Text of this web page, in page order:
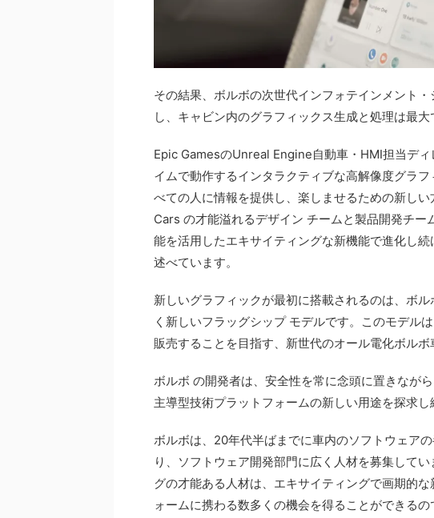
その結果、ボルボの次世代インフォテインメント
し、キャビン内のグラフィックス生成と処理は最大
Epic GamesのUnreal Engine自動車・HMI担当デ
イムで動作するインタラクティブな高解像度グラ
べての人に情報を提供し、楽しませるための新し
Cars の才能溢れるデザイン チームと製品開発チ
能を活用したエキサイティングな新機能で進化し続
述べています。
新しいグラフィックが最初に搭載されるのは、ボ
く新しいフラッグシップ モデルです。このモデル
販売することを目指す、新世代のオール電化ボルボ
ボルボ の開発者は、安全性を常に念頭に置きなが
主導型技術プラットフォームの新しい用途を探求し
ボルボは、20年代半ばまでに車内のソフトウェア
り、ソフトウェア開発部門に広く人材を募集して
グの才能ある人材は、エキサイティングで画期的
ォームに携わる数多くの機会を得ることができるの